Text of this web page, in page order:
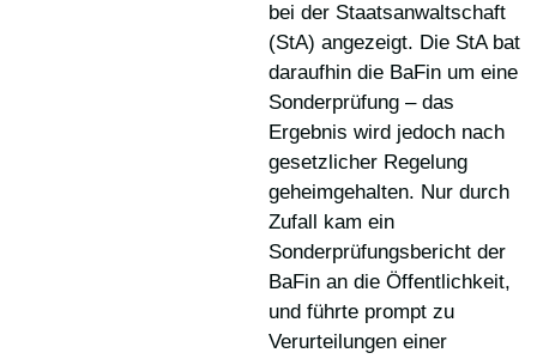
bei der Staatsanwaltschaft
(StA) angezeigt. Die StA bat
daraufhin die BaFin um eine
Sonderprüfung – das
Ergebnis wird jedoch nach
gesetzlicher Regelung
geheimgehalten. Nur durch
Zufall kam ein
Sonderprüfungsbericht der
BaFin an die Öffentlichkeit,
und führte prompt zu
Verurteilungen einer